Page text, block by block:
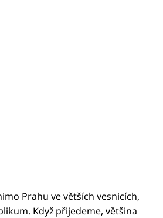
Prahu ve větších vesnicích,
Když přijedeme, většina